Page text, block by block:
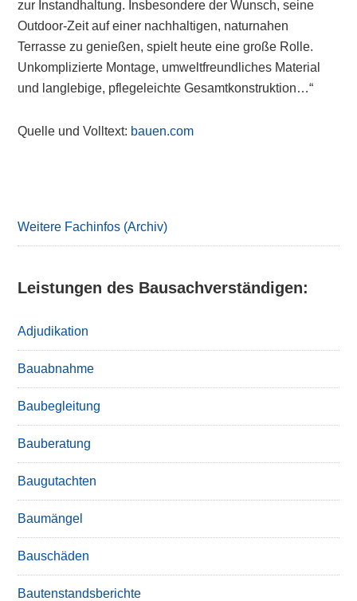
zur Instandhaltung. Insbesondere der Wunsch, seine
Outdoor-Zeit auf einer nachhaltigen, naturnahen
Terrasse zu genießen, spielt heute eine große Rolle.
Unkomplizierte Montage, umweltfreundliches Material
und langlebige, pflegeleichte Gesamtkonstruktion…“
Quelle und Volltext: bauen.com
Weitere Fachinfos (Archiv)
Leistungen des Bausachverständigen:
Adjudikation
Bauabnahme
Baubegleitung
Bauberatung
Baugutachten
Baumängel
Bauschäden
Bautenstandsberichte